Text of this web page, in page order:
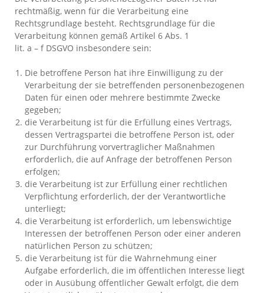
rechtmäßig, wenn für die Verarbeitung eine
Rechtsgrundlage besteht. Rechtsgrundlage für die
Verarbeitung können gemäß Artikel 6 Abs. 1
lit. a – f DSGVO insbesondere sein:
Die betroffene Person hat ihre Einwilligung zu der
Verarbeitung der sie betreffenden personenbezogenen
Daten für einen oder mehrere bestimmte Zwecke
gegeben;
die Verarbeitung ist für die Erfüllung eines Vertrags,
dessen Vertragspartei die betroffene Person ist, oder
zur Durchführung vorvertraglicher Maßnahmen
erforderlich, die auf Anfrage der betroffenen Person
erfolgen;
die Verarbeitung ist zur Erfüllung einer rechtlichen
Verpflichtung erforderlich, der der Verantwortliche
unterliegt;
die Verarbeitung ist erforderlich, um lebenswichtige
Interessen der betroffenen Person oder einer anderen
natürlichen Person zu schützen;
die Verarbeitung ist für die Wahrnehmung einer
Aufgabe erforderlich, die im öffentlichen Interesse liegt
oder in Ausübung öffentlicher Gewalt erfolgt, die dem